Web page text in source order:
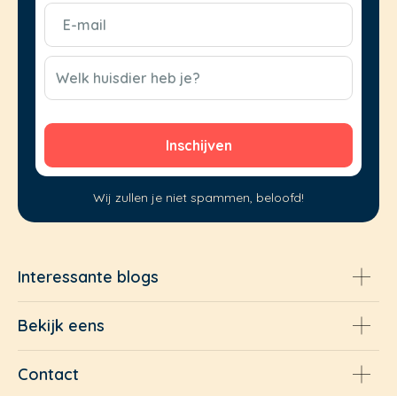
E-
mail
(Vereist)
CAPTCHA
Welk huisdier heb je?
Wij zullen je niet spammen, beloofd!
Interessante blogs
Bekijk eens
Contact